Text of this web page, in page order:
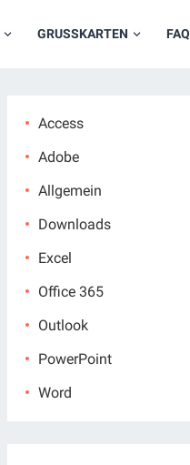
GRUSSKARTEN FAQ
Access
Adobe
Allgemein
Downloads
Excel
Office 365
Outlook
PowerPoint
Word